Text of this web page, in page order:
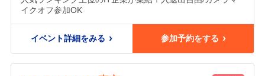
イクオフ参加OK
イベント詳細をみる 参加予約をする